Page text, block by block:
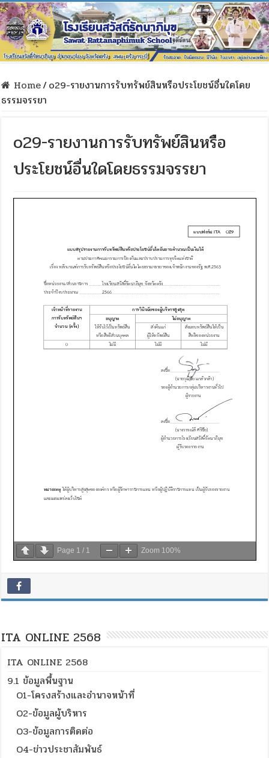
Home/o29-รายงานการรับทรัพย์สินหรือประโยชน์อื่นใดโดย
ธรรมจรรยา
o29-รายงานการรับทรัพย์สินหรือ
ประโยชน์อื่นใดโดยธรรมจรรยา
Page 1 / 1 Zoom 100%
ITA ONLINE 2568
ITA ONLINE 2568
9.1 ข้อมูลพื้นฐาน
O1-โครงสร้างและอำนาจหน้าที่
O2-ข้อมูลผู้บริหาร
O3-ข้อมูลการติดต่อ
O4-ข่าวประชาสัมพันธ์